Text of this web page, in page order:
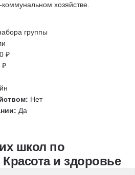
хозяйстве.
группы
₽
₽
Нет
Да
школ по
и здоровье